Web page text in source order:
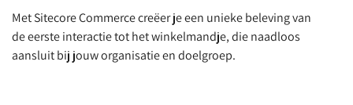
Met Sitecore Commerce creëer je een unieke beleving van
de eerste interactie tot het winkelmandje, die naadloos
aansluit bij jouw organisatie en doelgroep.